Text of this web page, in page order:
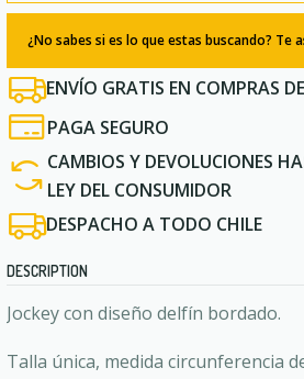
¿No sabes si es lo que estas buscando? Te
ENVÍO GRATIS EN COMPRAS
PAGA SEGURO
CAMBIOS Y DEVOLUCIONES
LEY DEL CONSUMIDOR
DESPACHO A TODO CHILE
DESCRIPTION
Jockey con diseño delfín bordado.
Talla única, medida circunferencia